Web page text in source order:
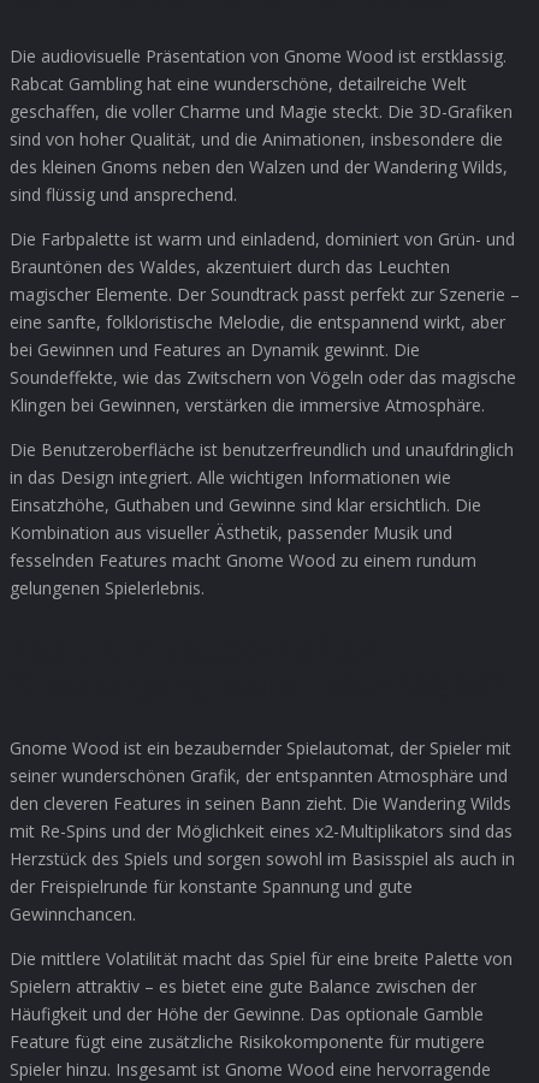
Die audiovisuelle Präsentation von Gnome Wood ist erstklassig.
Rabcat Gambling hat eine wunderschöne, detailreiche Welt
geschaffen, die voller Charme und Magie steckt. Die 3D-Grafiken
sind von hoher Qualität, und die Animationen, insbesondere die
des kleinen Gnoms neben den Walzen und der Wandering Wilds,
sind flüssig und ansprechend.
Die Farbpalette ist warm und einladend, dominiert von Grün- und
Brauntönen des Waldes, akzentuiert durch das Leuchten
magischer Elemente. Der Soundtrack passt perfekt zur Szenerie –
eine sanfte, folkloristische Melodie, die entspannend wirkt, aber
bei Gewinnen und Features an Dynamik gewinnt. Die
Soundeffekte, wie das Zwitschern von Vögeln oder das magische
Klingen bei Gewinnen, verstärken die immersive Atmosphäre.
Die Benutzeroberfläche ist benutzerfreundlich und unaufdringlich
in das Design integriert. Alle wichtigen Informationen wie
Einsatzhöhe, Guthaben und Gewinne sind klar ersichtlich. Die
Kombination aus visueller Ästhetik, passender Musik und
fesselnden Features macht Gnome Wood zu einem rundum
gelungenen Spielerlebnis.
Gnome Wood ist ein bezaubernder Spielautomat, der Spieler mit
seiner wunderschönen Grafik, der entspannten Atmosphäre und
den cleveren Features in seinen Bann zieht. Die Wandering Wilds
mit Re-Spins und der Möglichkeit eines x2-Multiplikators sind das
Herzstück des Spiels und sorgen sowohl im Basisspiel als auch in
der Freispielrunde für konstante Spannung und gute
Gewinnchancen.
Die mittlere Volatilität macht das Spiel für eine breite Palette von
Spielern attraktiv – es bietet eine gute Balance zwischen der
Häufigkeit und der Höhe der Gewinne. Das optionale Gamble
Feature fügt eine zusätzliche Risikokomponente für mutigere
Spieler hinzu. Insgesamt ist Gnome Wood eine hervorragende